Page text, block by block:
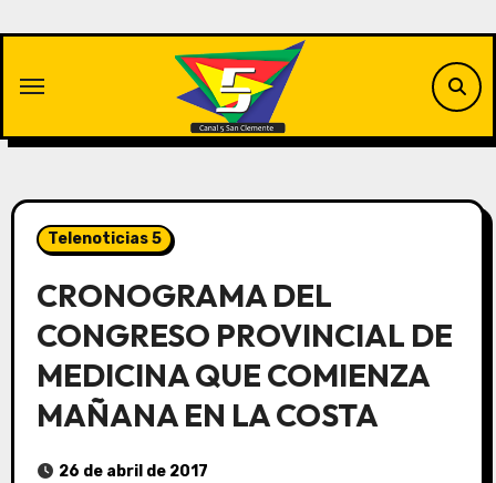
contenido
Telenoticias 5
CRONOGRAMA DEL
CONGRESO PROVINCIAL DE
MEDICINA QUE COMIENZA
MAÑANA EN LA COSTA
26 de abril de 2017